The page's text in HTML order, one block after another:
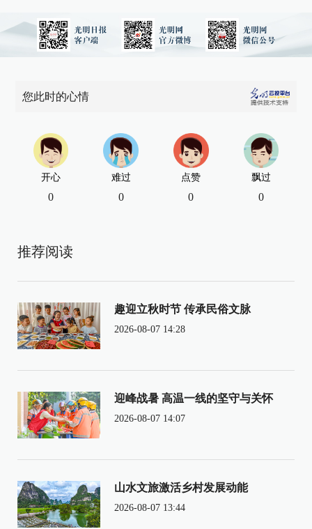
您此时的心情
开心
0
难过
0
点赞
0
飘过
0
推荐阅读
趣迎立秋时节 传承民俗文脉
2026-08-07 14:28
迎峰战暑 高温一线的坚守与关怀
2026-08-07 14:07
山水文旅激活乡村发展动能
2026-08-07 13:44